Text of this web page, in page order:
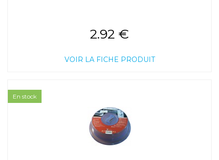
2.92 €
VOIR LA FICHE PRODUIT
En stock